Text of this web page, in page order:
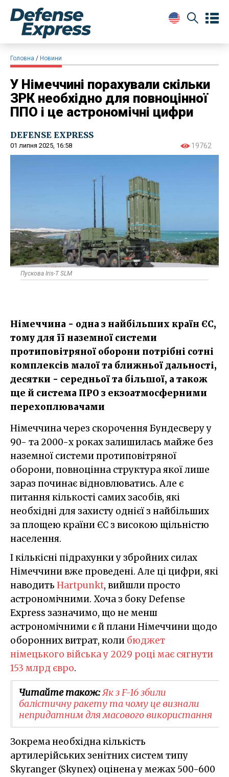
Головна Новини
У Німеччині порахували скільки
ЗРК необхідно для повноцінної
ППО і це астрономічні цифри
DEFENSE EXPRESS
01 липня 2025, 16:58 19762
Пускова Iris-T SLM
Німеччина - одна з найбільших країн ЄС,
тому для її наземної системи
протиповітряної оборони потрібні сотні
комплексів малої та ближньої дальності,
десятки - середньої та більшої, а також
ще й система ПРО з екзоатмосферними
перехоплювачами
Німеччина через скорочення Бундесверу у
90- та 2000-х роках залишилась майже без
наземної системи протиповітряної
оборони, повноцінна структура якої лише
зараз починає відновлюватись. Але є
питання кількості самих засобів, які
необхідні для захисту однієї з найбільших
за площею країни ЄС з високою щільністю
населення.
І кількісні підрахунки у збройних силах
Німеччини вже проведені. Але ці цифри, які
наводить Hartpunkt, вийшли просто
астрономічними. Хоча з боку Defense
Express зазначимо, що не менш
астрономічними є й плани Німеччини щодо
оборонних витрат, коли бюджет
німецького війська у 2029 році має сягнути
153 млрд євро.
Читайте також:Як з F-16 збили
балістичну ракету та чому це визнали
непридатним для масового використання
Зокрема необхідна кількість
артилерійських зенітних систем типу
Skyranger (Skynex) оцінена у межах 500-600